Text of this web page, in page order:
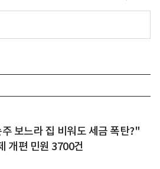
보느라 집 비워도 세금 폭탄?"
개편 민원 3700건